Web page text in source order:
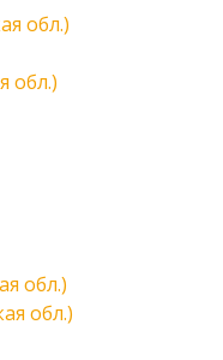
обл.)
обл.)
обл.)
обл.)